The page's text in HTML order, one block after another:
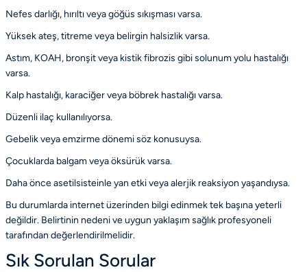
Nefes darlığı, hırıltı veya göğüs sıkışması varsa.
Yüksek ateş, titreme veya belirgin halsizlik varsa.
Astım, KOAH, bronşit veya kistik fibrozis gibi solunum yolu hastalığı
varsa.
Kalp hastalığı, karaciğer veya böbrek hastalığı varsa.
Düzenli ilaç kullanılıyorsa.
Gebelik veya emzirme dönemi söz konusuysa.
Çocuklarda balgam veya öksürük varsa.
Daha önce asetilsisteinle yan etki veya alerjik reaksiyon yaşandıysa.
Bu durumlarda internet üzerinden bilgi edinmek tek başına yeterli
değildir. Belirtinin nedeni ve uygun yaklaşım sağlık profesyoneli
tarafından değerlendirilmelidir.
Sık Sorulan Sorular